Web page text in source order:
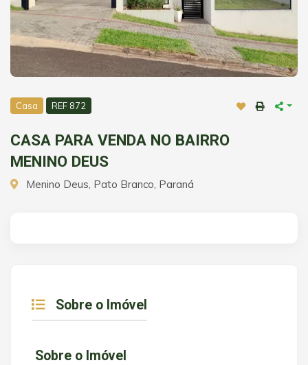
Casa REF 872
CASA PARA VENDA NO BAIRRO
MENINO DEUS
Menino Deus, Pato Branco, Paraná
Sobre o Imóvel
Sobre o Imóvel